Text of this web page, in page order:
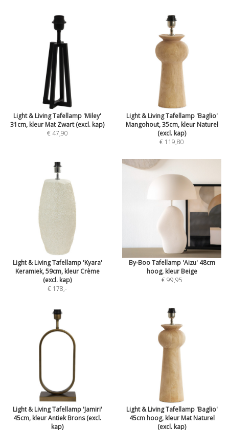
Light & Living Tafellamp 'Miley'
31cm, kleur Mat Zwart (excl. kap)
€ 47,90
Light & Living Tafellamp 'Baglio'
Mangohout, 35cm, kleur Naturel
(excl. kap)
€ 119,80
Light & Living Tafellamp 'Kyara'
Keramiek, 59cm, kleur Crème
(excl. kap)
€ 178,-
By-Boo Tafellamp 'Aizu' 48cm
hoog, kleur Beige
€ 99,95
Light & Living Tafellamp 'Jamiri'
45cm, kleur Antiek Brons (excl.
kap)
Light & Living Tafellamp 'Baglio'
45cm hoog, kleur Mat Naturel
(excl. kap)